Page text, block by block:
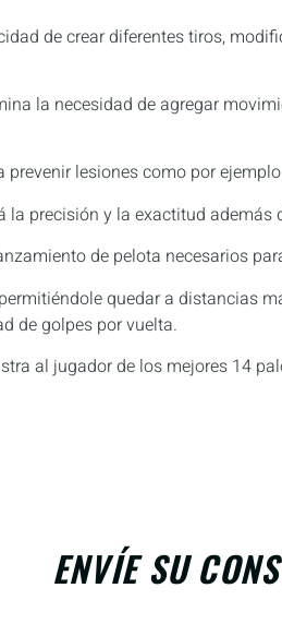
de crear diferentes tiros,
la necesidad de agregar
prevenir lesiones como por
la precisión y la exactitud
de pelota necesarios
quedar a distancias
de golpes por vuelta.
al jugador de los mejores 14
ENVÍE SU